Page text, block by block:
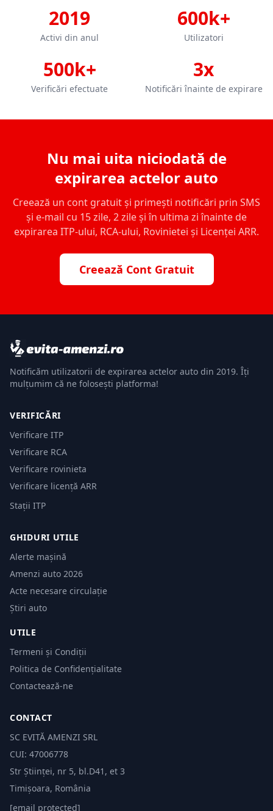
2019
Activi din anul
600k+
Utilizatori
500k+
Verificări efectuate
3x
Notificări înainte de expirare
Nu mai uita niciodată de
expirarea actelor auto
Creează un cont gratuit și primești notificări prin SMS
și e-mail cu 15 zile, 2 zile și în ultima zi înainte de
expirarea ITP-ului, RCA-ului, Rovinietei și Licenței ARR.
Creează Cont Gratuit
Notificăm utilizatorii de expirarea actelor auto din 2019. Îți
mulțumim că ne folosești platforma!
VERIFICĂRI
Verificare ITP
Verificare RCA
Verificare rovinieta
Verificare licență ARR
Stații ITP
GHIDURI UTILE
Alerte mașină
Amenzi auto 2026
Acte necesare circulație
Știri auto
UTILE
Termeni și Condiții
Politica de Confidențialitate
Contactează-ne
CONTACT
SC EVITĂ AMENZI SRL
CUI: 47006778
Str Științei, nr 5, bl.D41, et 3
Timișoara, România
[email protected]